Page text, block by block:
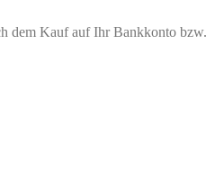
dem Kauf auf Ihr Bankkonto